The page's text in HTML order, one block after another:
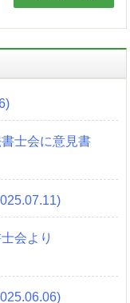
士会に意見書
会より